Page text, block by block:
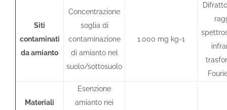
Siti
contaminati
da amianto
Concentrazione
soglia di
contaminazione
di amianto nel
suolo/sottosuolo
1.000 mg kg-1
Materiali
Esenzione
amianto nei